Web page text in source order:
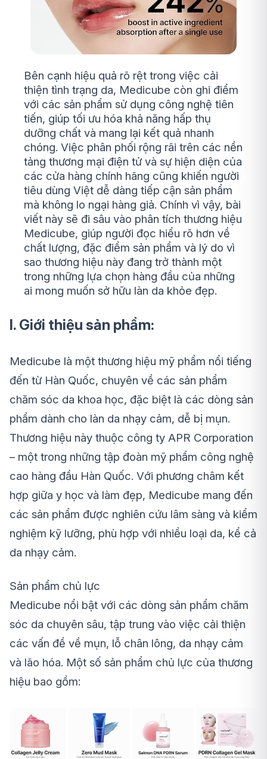
Bên cạnh hiệu quả rõ rệt trong việc cải
thiện tình trạng da, Medicube còn ghi điểm
với các sản phẩm sử dụng công nghệ tiên
tiến, giúp tối ưu hóa khả năng hấp thụ
dưỡng chất và mang lại kết quả nhanh
chóng. Việc phân phối rộng rãi trên các nền
tảng thương mại điện tử và sự hiện diện của
các cửa hàng chính hãng cũng khiến người
tiêu dùng Việt dễ dàng tiếp cận sản phẩm
mà không lo ngại hàng giả. Chính vì vậy, bài
viết này sẽ đi sâu vào phân tích thương hiệu
Medicube, giúp người đọc hiểu rõ hơn về
chất lượng, đặc điểm sản phẩm và lý do vì
sao thương hiệu này đang trở thành một
trong những lựa chọn hàng đầu của những
ai mong muốn sở hữu làn da khỏe đẹp.
I. Giới thiệu sản phẩm:
Medicube là một thương hiệu mỹ phẩm nổi tiếng
đến từ Hàn Quốc, chuyên về các sản phẩm
chăm sóc da khoa học, đặc biệt là các dòng sản
phẩm dành cho làn da nhạy cảm, dễ bị mụn.
Thương hiệu này thuộc công ty APR Corporation
– một trong những tập đoàn mỹ phẩm công nghệ
cao hàng đầu Hàn Quốc. Với phương châm kết
hợp giữa y học và làm đẹp, Medicube mang đến
các sản phẩm được nghiên cứu lâm sàng và kiểm
nghiệm kỹ lưỡng, phù hợp với nhiều loại da, kể cả
da nhạy cảm.
Sản phẩm chủ lực
Medicube nổi bật với các dòng sản phẩm chăm
sóc da chuyên sâu, tập trung vào việc cải thiện
các vấn đề về mụn, lỗ chân lông, da nhạy cảm
và lão hóa. Một số sản phẩm chủ lực của thương
hiệu bao gồm: